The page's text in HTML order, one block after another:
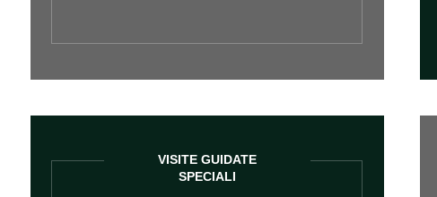
VISITE GUIDATE
SPECIALI